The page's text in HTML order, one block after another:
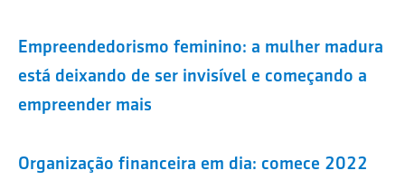
Empreendedorismo feminino: a mulher madura
está deixando de ser invisível e começando a
empreender mais
Organização financeira em dia: comece 2022